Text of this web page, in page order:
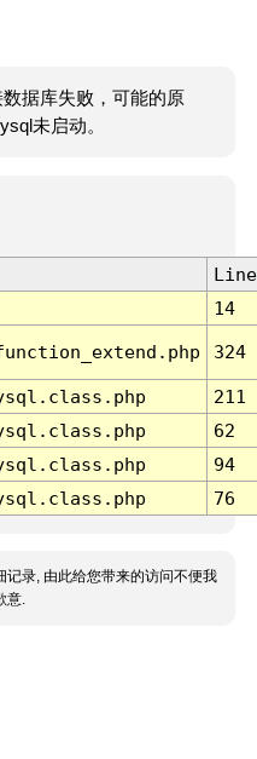
据库失败，可能的原
未启动。
Line
14
324
211
62
94
76
记录, 由此给您带来的访问不便我
意.